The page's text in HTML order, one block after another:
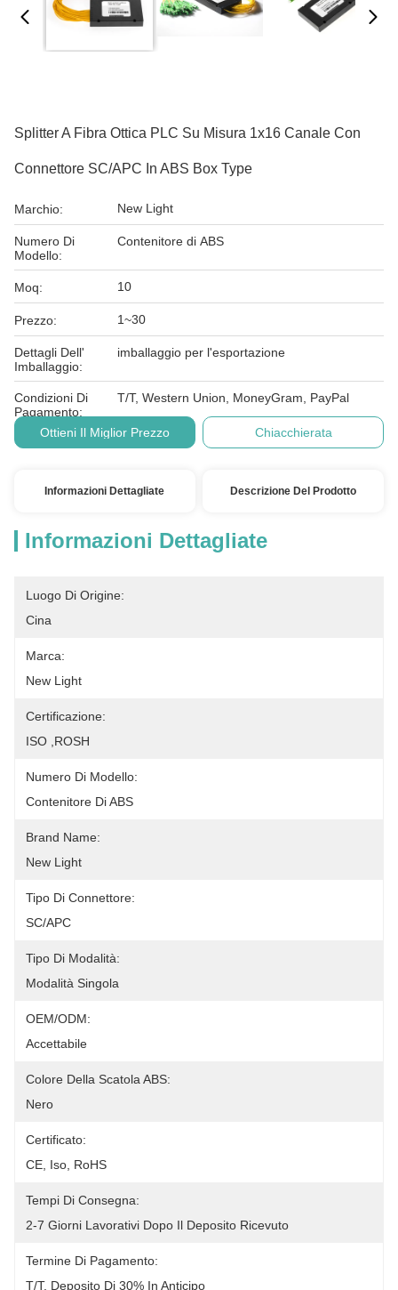
Splitter A Fibra Ottica PLC Su Misura 1x16 Canale Con
Connettore SC/APC In ABS Box Type
Marchio: New Light
Numero Di
Modello:
Contenitore di ABS
Moq: 10
Prezzo: 1~30
Dettagli Dell'
Imballaggio:
imballaggio per l'esportazione
Condizioni Di
Pagamento:
T/T, Western Union, MoneyGram, PayPal
Ottieni Il Miglior Prezzo Chiacchierata
Informazioni Dettagliate Descrizione Del Prodotto
Informazioni Dettagliate
Luogo Di Origine:
Cina
Marca:
New Light
Certificazione:
ISO ,ROSH
Numero Di Modello:
Contenitore Di ABS
Brand Name:
New Light
Tipo Di Connettore:
SC/APC
Tipo Di Modalità:
Modalità Singola
OEM/ODM:
Accettabile
Colore Della Scatola ABS:
Nero
Certificato:
CE, Iso, RoHS
Tempi Di Consegna:
2-7 Giorni Lavorativi Dopo Il Deposito Ricevuto
Termine Di Pagamento:
T/T, Deposito Di 30% In Anticipo